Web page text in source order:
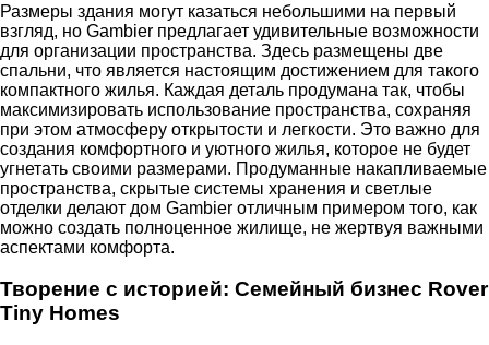
Размеры здания могут казаться небольшими на первый
взгляд, но Gambier предлагает удивительные возможности
для организации пространства. Здесь размещены две
спальни, что является настоящим достижением для такого
компактного жилья. Каждая деталь продумана так, чтобы
максимизировать использование пространства, сохраняя
при этом атмосферу открытости и легкости. Это важно для
создания комфортного и уютного жилья, которое не будет
угнетать своими размерами. Продуманные накапливаемые
пространства, скрытые системы хранения и светлые
отделки делают дом Gambier отличным примером того, как
можно создать полноценное жилище, не жертвуя важными
аспектами комфорта.
Творение с историей: Семейный бизнес Rover
Tiny Homes